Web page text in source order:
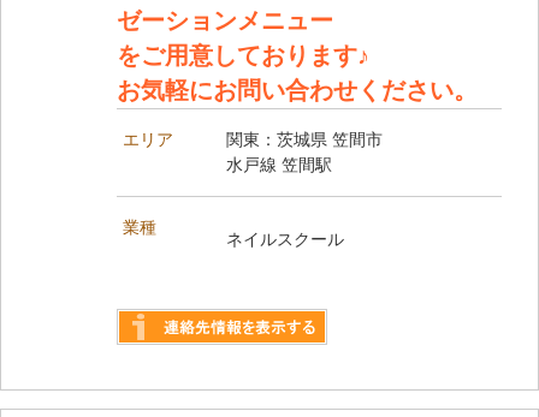
ゼーションメニュー
をご用意しております♪
お気軽にお問い合わせください。
エリア
関東：茨城県 笠間市
水戸線 笠間駅
業種
ネイルスクール